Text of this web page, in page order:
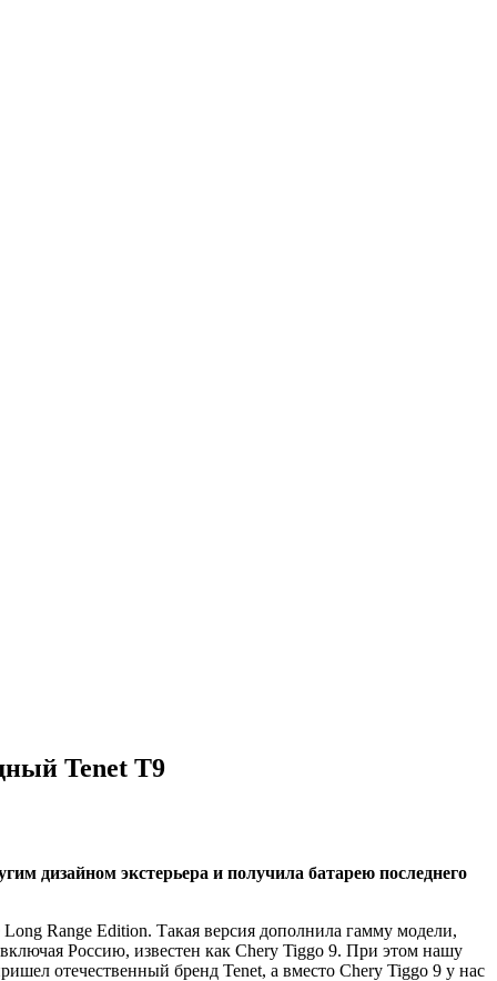
Tenet T9
дизайном экстерьера и получила батарею последнего
Range Edition. Такая версия дополнила гамму модели,
Россию, известен как Chery Tiggo 9. При этом нашу
отечественный бренд Tenet, а вместо Chery Tiggo 9 у нас